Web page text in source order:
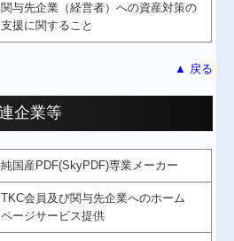
関与先企業（経営者）への資産対策の
支援に関すること
▲ 戻る
企業等
純国産PDF(SkyPDF)専業メーカー
TKC会員及び関与先企業へのホーム
ページサービス提供